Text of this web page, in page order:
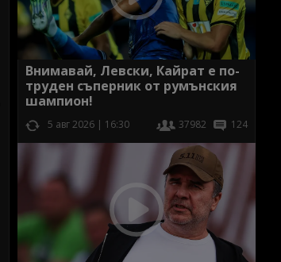
Внимавай, Левски, Кайрат е по-
труден съперник от румънския
шампион!
5 авг 2026 | 16:30 37982 124